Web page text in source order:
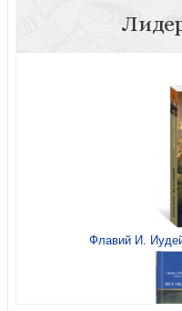
О чём
Тургенев
Пушкин
Флавий И.